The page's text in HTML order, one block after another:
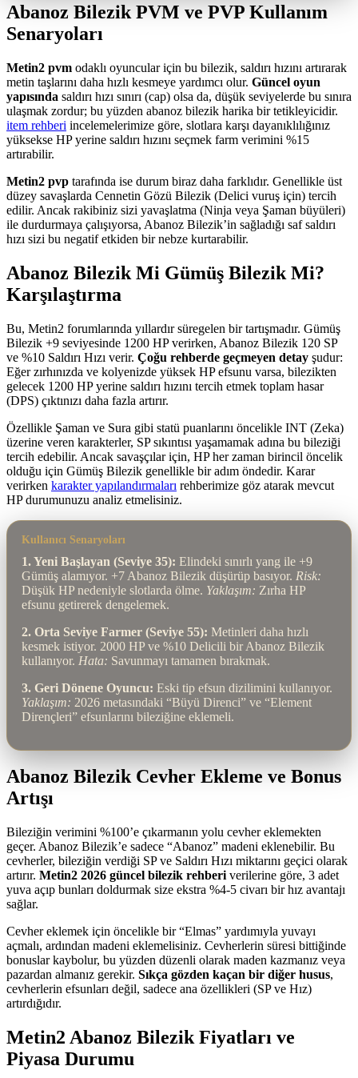
Abanoz Bilezik PVM ve PVP Kullanım
Senaryoları
Metin2 pvm odaklı oyuncular için bu bilezik, saldırı hızını artırarak
metin taşlarını daha hızlı kesmeye yardımcı olur. Güncel oyun
yapısında saldırı hızı sınırı (cap) olsa da, düşük seviyelerde bu sınıra
ulaşmak zordur; bu yüzden abanoz bilezik harika bir tetikleyicidir.
item rehberi incelemelerimize göre, slotlara karşı dayanıklılığınız
yüksekse HP yerine saldırı hızını seçmek farm verimini %15
artırabilir.
Metin2 pvp tarafında ise durum biraz daha farklıdır. Genellikle üst
düzey savaşlarda Cennetin Gözü Bilezik (Delici vuruş için) tercih
edilir. Ancak rakibiniz sizi yavaşlatma (Ninja veya Şaman büyüleri)
ile durdurmaya çalışıyorsa, Abanoz Bilezik’in sağladığı saf saldırı
hızı sizi bu negatif etkiden bir nebze kurtarabilir.
Abanoz Bilezik Mi Gümüş Bilezik Mi?
Karşılaştırma
Bu, Metin2 forumlarında yıllardır süregelen bir tartışmadır. Gümüş
Bilezik +9 seviyesinde 1200 HP verirken, Abanoz Bilezik 120 SP
ve %10 Saldırı Hızı verir. Çoğu rehberde geçmeyen detay şudur:
Eğer zırhınızda ve kolyenizde yüksek HP efsunu varsa, bilezikten
gelecek 1200 HP yerine saldırı hızını tercih etmek toplam hasar
(DPS) çıktınızı daha fazla artırır.
Özellikle Şaman ve Sura gibi statü puanlarını öncelikle INT (Zeka)
üzerine veren karakterler, SP sıkıntısı yaşamamak adına bu bileziği
tercih edebilir. Ancak savaşçılar için, HP her zaman birincil öncelik
olduğu için Gümüş Bilezik genellikle bir adım öndedir. Karar
verirken karakter yapılandırmaları rehberimize göz atarak mevcut
HP durumunuzu analiz etmelisiniz.
Kullanıcı Senaryoları
1. Yeni Başlayan (Seviye 35): Elindeki sınırlı yang ile +9
Gümüş alamıyor. +7 Abanoz Bilezik düşürüp basıyor. Risk:
Düşük HP nedeniyle slotlarda ölme. Yaklaşım: Zırha HP
efsunu getirerek dengelemek.
2. Orta Seviye Farmer (Seviye 55): Metinleri daha hızlı
kesmek istiyor. 2000 HP ve %10 Delicili bir Abanoz Bilezik
kullanıyor. Hata: Savunmayı tamamen bırakmak.
3. Geri Dönene Oyuncu: Eski tip efsun dizilimini kullanıyor.
Yaklaşım: 2026 metasındaki “Büyü Direnci” ve “Element
Dirençleri” efsunlarını bileziğine eklemeli.
Abanoz Bilezik Cevher Ekleme ve Bonus
Artışı
Bileziğin verimini %100’e çıkarmanın yolu cevher eklemekten
geçer. Abanoz Bilezik’e sadece “Abanoz” madeni eklenebilir. Bu
cevherler, bileziğin verdiği SP ve Saldırı Hızı miktarını geçici olarak
artırır. Metin2 2026 güncel bilezik rehberi verilerine göre, 3 adet
yuva açıp bunları doldurmak size ekstra %4-5 civarı bir hız avantajı
sağlar.
Cevher eklemek için öncelikle bir “Elmas” yardımıyla yuvayı
açmalı, ardından madeni eklemelisiniz. Cevherlerin süresi bittiğinde
bonuslar kaybolur, bu yüzden düzenli olarak maden kazmanız veya
pazardan almanız gerekir. Sıkça gözden kaçan bir diğer husus,
cevherlerin efsunları değil, sadece ana özellikleri (SP ve Hız)
artırdığıdır.
Metin2 Abanoz Bilezik Fiyatları ve
Piyasa Durumu